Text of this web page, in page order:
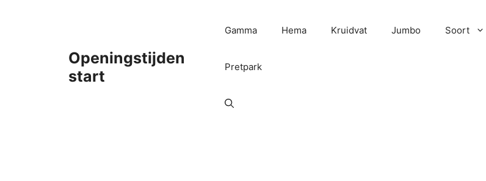
Openingstijden
start
Gamma Hema Kruidvat Jumbo Soort
Pretpark